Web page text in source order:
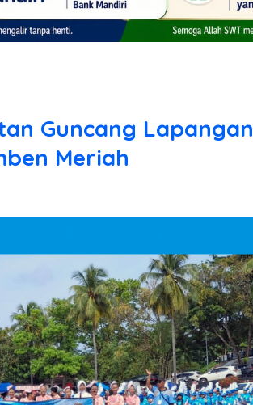
Guncang Lapangan
Meriah